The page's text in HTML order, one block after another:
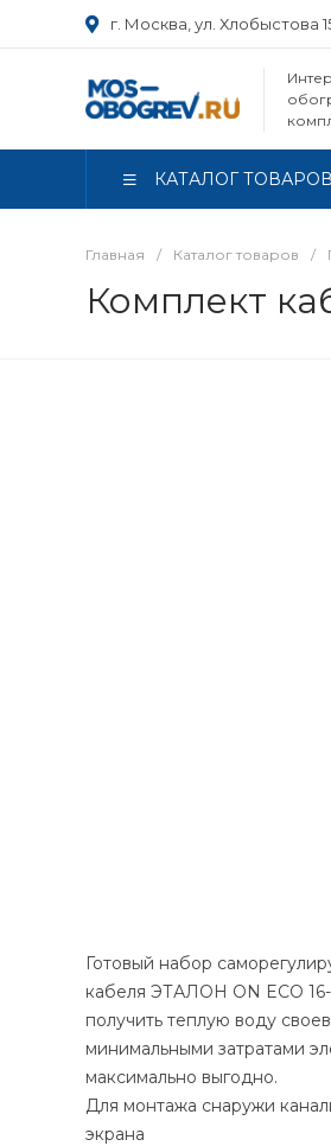
г. Москва, ул. Хлобыстова
КАТАЛОГ ТОВАРОВ
Главная / Каталог товаров /
Комплект
Готовый набор
кабеля ЭТАЛОН ON ECO
получить теплую воду
минимальными затратами
максимально выгодно.
Для монтажа снаружи
экрана